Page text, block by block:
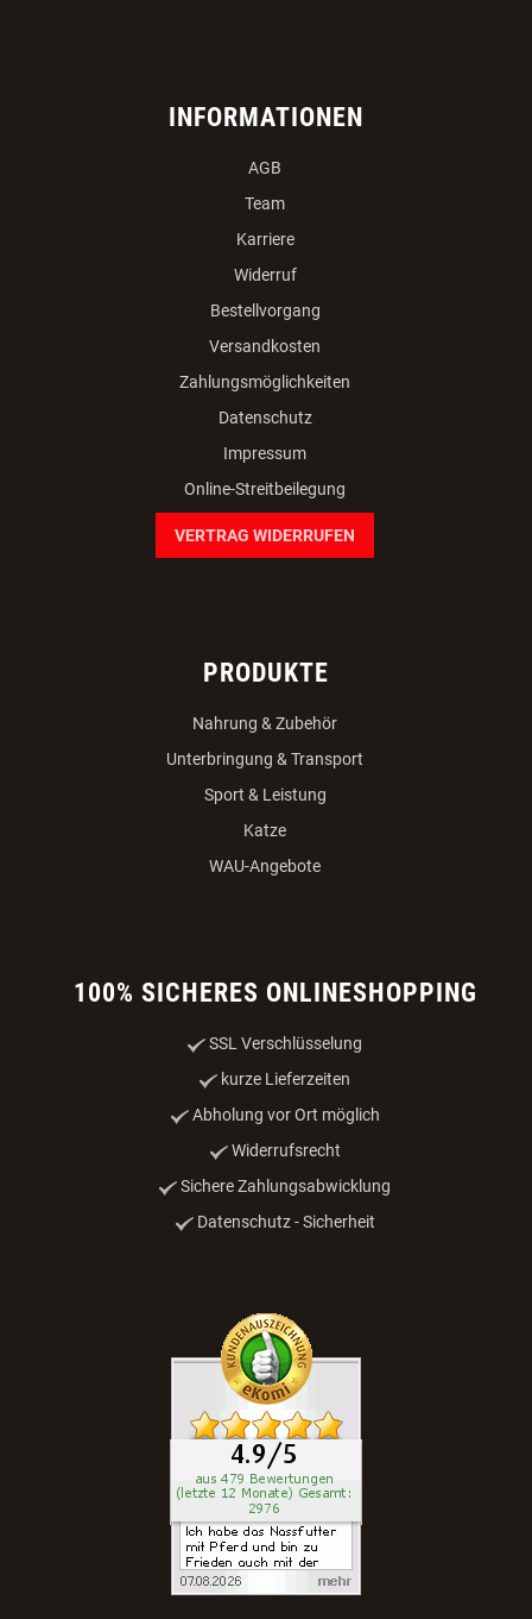
INFORMATIONEN
AGB
Team
Karriere
Widerruf
Bestellvorgang
Versandkosten
Zahlungsmöglichkeiten
Datenschutz
Impressum
Online-Streitbeilegung
VERTRAG WIDERRUFEN
PRODUKTE
Nahrung & Zubehör
Unterbringung & Transport
Sport & Leistung
Katze
WAU-Angebote
100% SICHERES ONLINESHOPPING
SSL Verschlüsselung
kurze Lieferzeiten
Abholung vor Ort möglich
Widerrufsrecht
Sichere Zahlungsabwicklung
Datenschutz - Sicherheit